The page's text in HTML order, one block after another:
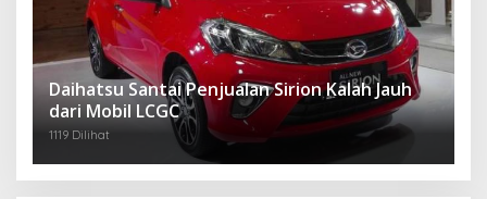
Daihatsu Santai Penjualan Sirion Kalah Jauh
dari Mobil LCGC
1119 Dilihat